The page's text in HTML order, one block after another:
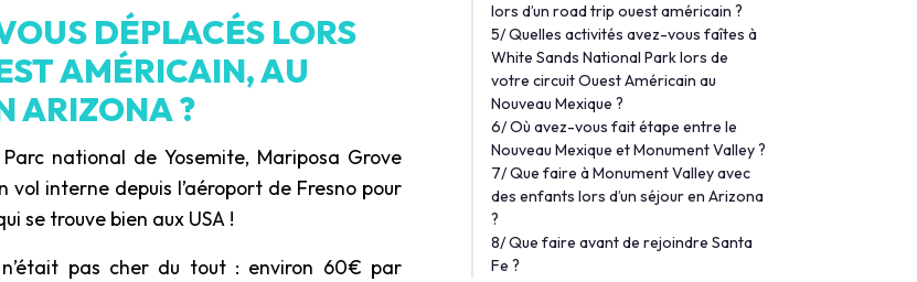
DÉPLACÉS LORS
AMÉRICAIN, AU
ARIZONA ?
national de Yosemite, Mariposa Grove
vol interne depuis l’aéroport de Fresno pour
se trouve bien aux USA !
pas cher du tout : environ 60€ par
lors d’un road trip ouest américain ?
5/ Quelles activités avez-vous faîtes à
White Sands National Park lors de
votre circuit Ouest Américain au
Nouveau Mexique ?
6/ Où avez-vous fait étape entre le
Nouveau Mexique et Monument Valley ?
7/ Que faire à Monument Valley avec
des enfants lors d’un séjour en Arizona
?
8/ Que faire avant de rejoindre Santa
Fe ?